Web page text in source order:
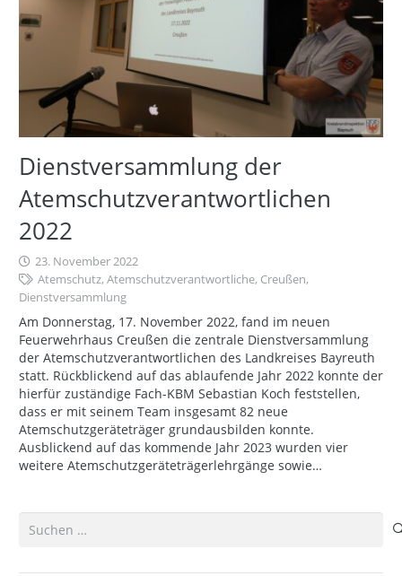
Dienstversammlung der
Atemschutzverantwortlichen
2022
23. November 2022
Atemschutz,Atemschutzverantwortliche, Creußen,
Dienstversammlung
Am Donnerstag, 17. November 2022, fand im neuen
Feuerwehrhaus Creußen die zentrale Dienstversammlung
der Atemschutzverantwortlichen des Landkreises Bayreuth
statt. Rückblickend auf das ablaufende Jahr 2022 konnte der
hierfür zuständige Fach-KBM Sebastian Koch feststellen,
dass er mit seinem Team insgesamt 82 neue
Atemschutzgeräteträger grundausbilden konnte.
Ausblickend auf das kommende Jahr 2023 wurden vier
weitere Atemschutzgeräteträgerlehrgänge sowie…
nach: